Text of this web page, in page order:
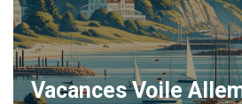
Vacances Voile